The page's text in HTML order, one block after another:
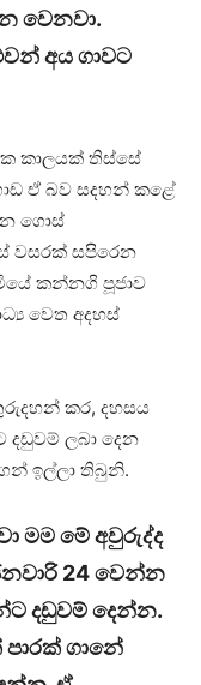
වෙනවා.
අය ගාවට
කාලයක් තිස්සේ
ඒ බව සදහන් කළේ
ගොස්
වසරක් සපිරෙන
කන්නගි පූජාව
වෙත අදහස්
කර, දහසය
ලබා දෙන
ඉල්ලා තිබුනි.
මම මේ අවුරුද්ද
24 වෙන්න
දඩුවම් දෙන්න.
ගානේ